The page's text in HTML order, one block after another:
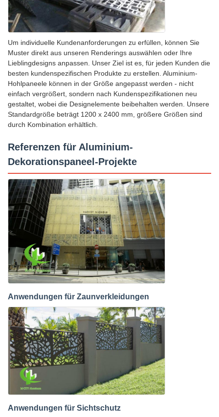
Um individuelle Kundenanforderungen zu erfüllen, können Sie
Muster direkt aus unseren Renderings auswählen oder Ihre
Lieblingdesigns anpassen. Unser Ziel ist es, für jeden Kunden die
besten kundenspezifischen Produkte zu erstellen. Aluminium-
Hohlpaneele können in der Größe angepasst werden - nicht
einfach vergrößert, sondern nach Kundenspezifikationen neu
gestaltet, wobei die Designelemente beibehalten werden. Unsere
Standardgröße beträgt 1200 x 2400 mm, größere Größen sind
durch Kombination erhältlich.
Referenzen für Aluminium-
Dekorationspaneel-Projekte
Anwendungen für Zaunverkleidungen
Anwendungen für Sichtschutz